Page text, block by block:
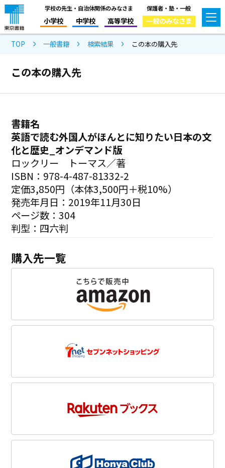
学校の先生・自治体関係のみなさま
小学校 中学校 高等学校
保護者・塾・一般
一般のみなさま
TOP 一般書籍 検索結果 この本の購入先
この本の購入先
書籍名
英語で読む外国人がほんとに知りたい日本の文
化と歴史_オンデマンド版
ロックリー トーマス／著
ISBN：978-4-487-81332-2
定価3,850円（本体3,500円＋税10%）
発売年月日：2019年11月30日
ページ数：304
判型：四六判
購入先一覧